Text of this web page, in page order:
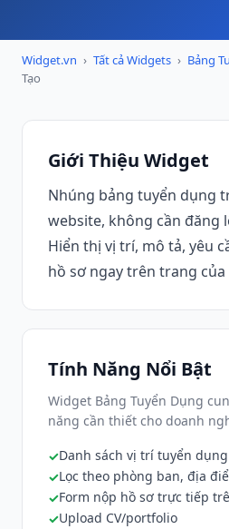
Widget.vn › Tất cả Widgets › Bảng
Tạo
Giới Thiệu Widget
Nhúng bảng tuyển dụng
website, không cần đăng
Hiển thị vị trí, mô tả, yêu
hồ sơ ngay trên trang của
Tính Năng Nổi Bật
Widget Bảng Tuyển Dụng
năng cần thiết cho doanh
Danh sách vị trí tuyển
Lọc theo phòng ban, địa
Form nộp hồ sơ trực tiếp
Upload CV/portfolio